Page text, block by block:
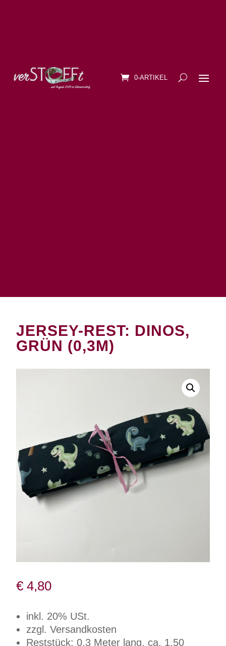
0-ARTIKEL
JERSEY-REST: DINOS,
GRÜN (0,3M)
€ 4,80
inkl. 20% USt.
zzgl. Versandkosten
Reststück: 0,3 Meter lang, ca. 1,50